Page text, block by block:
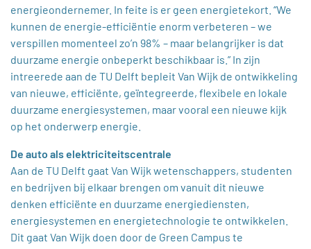
energieondernemer. In feite is er geen energietekort. “We
kunnen de energie-efficiëntie enorm verbeteren – we
verspillen momenteel zo’n 98% – maar belangrijker is dat
duurzame energie onbeperkt beschikbaar is.” In zijn
intreerede aan de TU Delft bepleit Van Wijk de ontwikkeling
van nieuwe, efficiënte, geïntegreerde, flexibele en lokale
duurzame energiesystemen, maar vooral een nieuwe kijk
op het onderwerp energie.
De auto als elektriciteitscentrale
Aan de TU Delft gaat Van Wijk wetenschappers, studenten
en bedrijven bij elkaar brengen om vanuit dit nieuwe
denken efficiënte en duurzame energiediensten,
energiesystemen en energietechnologie te ontwikkelen.
Dit gaat Van Wijk doen door de Green Campus te